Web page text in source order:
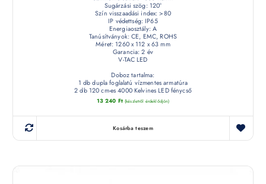
Sugárzási szög: 120°
Szín visszaadási index: >80
IP védettség: IP65
Energiaosztály: A
Tanúsítványok: CE, EMC, ROHS
Méret: 1260 x 112 x 63 mm
Garancia: 2 év
V-TAC LED
Doboz tartalma:
1 db dupla foglalatú vízmentes armatúra
2 db 120 cm-es 4000 Kelvines LED fénycső
13 240 Ft (készletről érdeklődjön)
Kosárba teszem